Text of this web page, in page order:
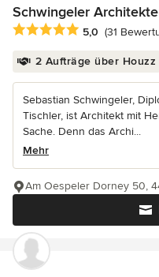
Schwingeler
Durchschnittliche
5,0 (31
2 Aufträge über Houzz
Sebastian Schwingeler,
Tischler, ist Architekt mit
Sache. Denn das Archi...
Mehr
Am Oespeler Dorney 50,